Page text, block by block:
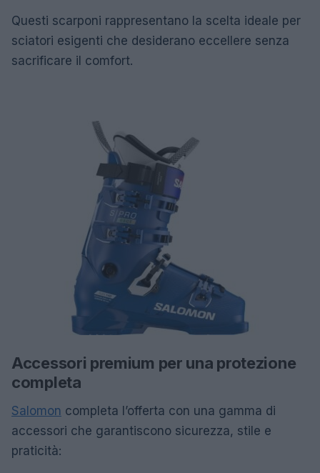
Questi scarponi rappresentano la scelta ideale per
sciatori esigenti che desiderano eccellere senza
sacrificare il comfort.
Accessori premium per una protezione
completa
Salomon completa l’offerta con una gamma di
accessori che garantiscono sicurezza, stile e
praticità: